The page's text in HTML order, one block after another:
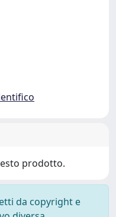
prodotto.
da copyright e